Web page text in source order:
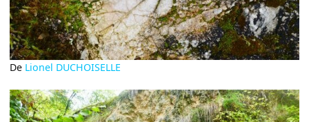
De Lionel DUCHOISELLE